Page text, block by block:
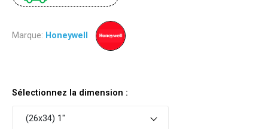
Marque: Honeywell
Sélectionnez la dimension :
(26x34) 1"